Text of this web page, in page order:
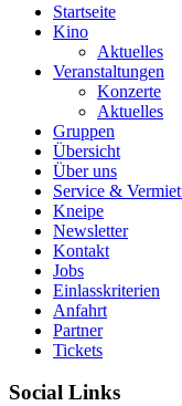
Startseite
Kino
Aktuelles
Veranstaltungen
Konzerte
Aktuelles
Gruppen
Übersicht
Über uns
Service &
Kneipe
Newsletter
Kontakt
Jobs
Einlasskriterien
Anfahrt
Partner
Tickets
Social Links